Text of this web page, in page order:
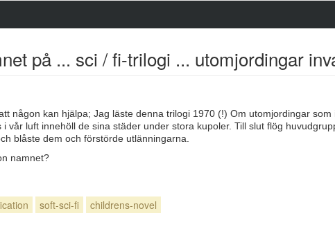
på ... sci / fi-trilogi ... utomjordingar
någon kan hjälpa; Jag läste denna trilogi 1970 (!) Om utomjordingar
i vår luft innehöll de sina städer under stora kupoler. Till slut flög
blåste dem och förstörde utlänningarna.
namnet?
soft-sci-fi childrens-novel